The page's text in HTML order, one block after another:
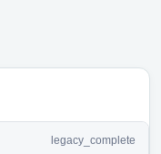
legacy_complete